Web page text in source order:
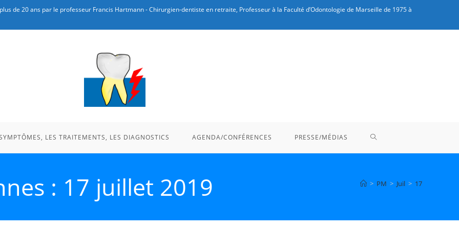
de 20 ans par le professeur Francis Hartmann - Chirurgien-dentiste en retraite, Professeur à la Faculté d’Odontologie de Marseille de 1975 à
LES TRAITEMENTS, LES DIAGNOSTICS AGENDA/CONFÉRENCES PRESSE/MÉDIAS TOGGLE
: 17 juillet 2019 > PM > Juil > 17